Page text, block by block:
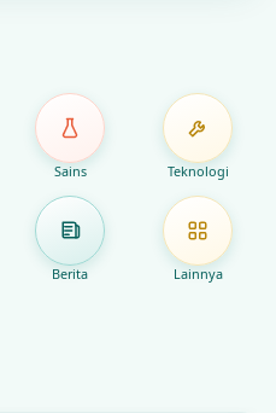
Sains Teknologi
Berita Lainnya